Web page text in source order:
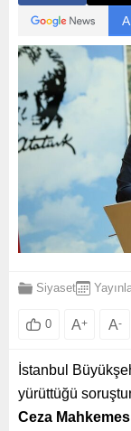
Siyaset
0 A+ A-
İstanbul
yürüttüğü
Ceza